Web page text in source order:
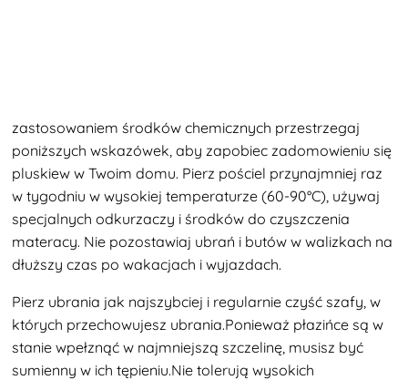
zastosowaniem środków chemicznych przestrzegaj
poniższych wskazówek, aby zapobiec zadomowieniu się
pluskiew w Twoim domu. Pierz pościel przynajmniej raz
w tygodniu w wysokiej temperaturze (60-90°C), używaj
specjalnych odkurzaczy i środków do czyszczenia
materacy. Nie pozostawiaj ubrań i butów w walizkach na
dłuższy czas po wakacjach i wyjazdach.
Pierz ubrania jak najszybciej i regularnie czyść szafy, w
których przechowujesz ubrania.Ponieważ płazińce są w
stanie wpełznąć w najmniejszą szczelinę, musisz być
sumienny w ich tępieniu.Nie tolerują wysokich